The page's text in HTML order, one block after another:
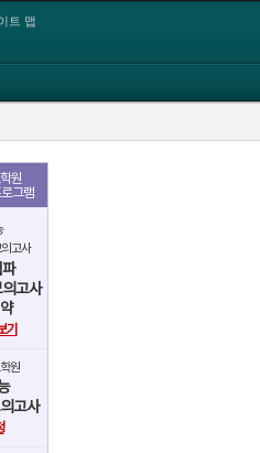
트 맵
원
그램
고사
고사
기
원
고사